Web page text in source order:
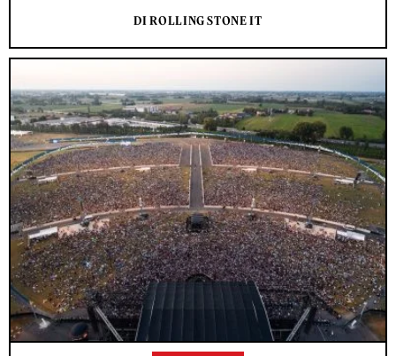
DI ROLLING STONE IT